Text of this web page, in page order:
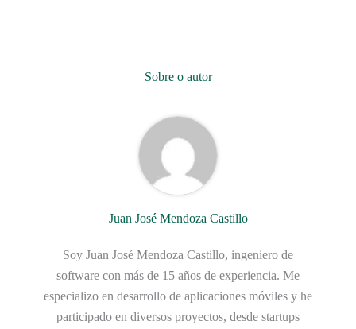
Sobre o autor
Juan José Mendoza Castillo
Soy Juan José Mendoza Castillo, ingeniero de
software con más de 15 años de experiencia. Me
especializo en desarrollo de aplicaciones móviles y he
participado en diversos proyectos, desde startups